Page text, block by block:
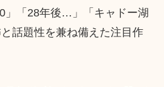
」「28年後…」「キャドー湖
話題性を兼ね備えた注目作